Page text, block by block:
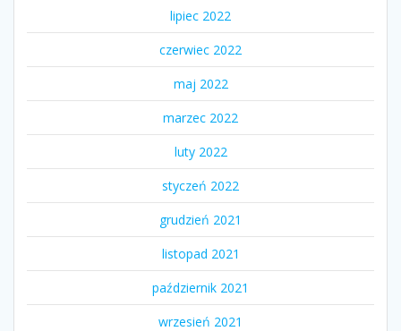
lipiec 2022
czerwiec 2022
maj 2022
marzec 2022
luty 2022
styczeń 2022
grudzień 2021
listopad 2021
październik 2021
wrzesień 2021